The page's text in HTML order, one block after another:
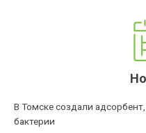
В Томске создали
бактерии